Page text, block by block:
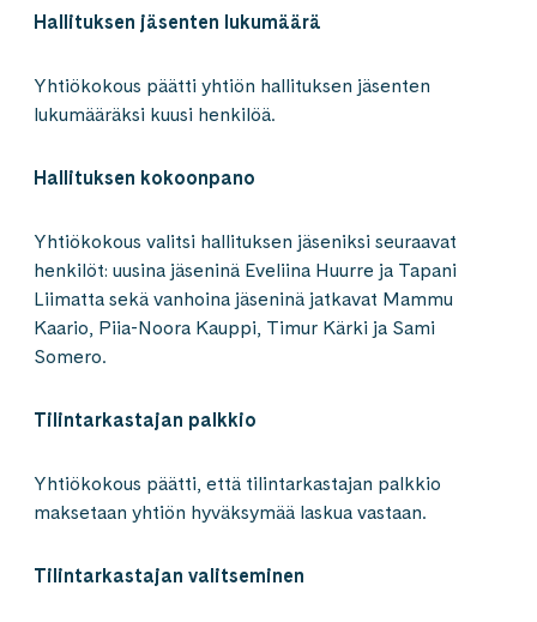
Hallituksen jäsenten lukumäärä
Yhtiökokous päätti yhtiön hallituksen jäsenten
lukumääräksi kuusi henkilöä.
Hallituksen kokoonpano
Yhtiökokous valitsi hallituksen jäseniksi seuraavat
henkilöt: uusina jäseninä Eveliina Huurre ja Tapani
Liimatta sekä vanhoina jäseninä jatkavat Mammu
Kaario, Piia-Noora Kauppi, Timur Kärki ja Sami
Somero.
Tilintarkastajan palkkio
Yhtiökokous päätti, että tilintarkastajan palkkio
maksetaan yhtiön hyväksymää laskua vastaan.
Tilintarkastajan valitseminen